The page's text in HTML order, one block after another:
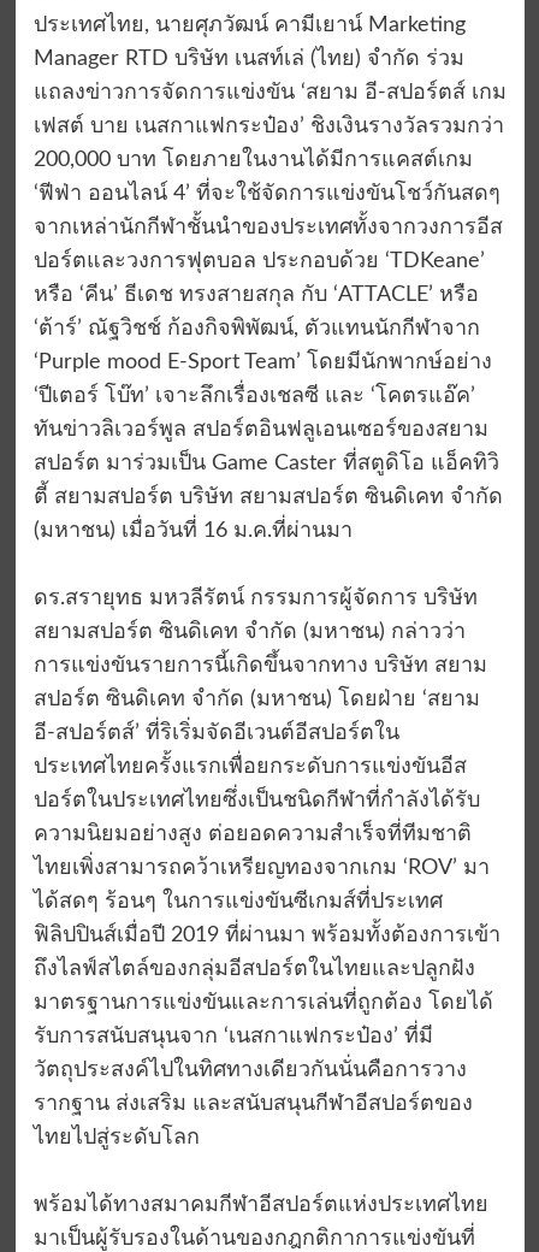
ประเทศไทย, นายศุภวัฒน์ คามีเยาน์ Marketing
Manager RTD บริษัท เนสท์เล่ (ไทย) จำกัด ร่วม
แถลงข่าวการจัดการแข่งขัน ‘สยาม อี-สปอร์ตส์ เกม
เฟสต์ บาย เนสกาแฟกระป๋อง’ ชิงเงินรางวัลรวมกว่า
200,000 บาท โดยภายในงานได้มีการแคสต์เกม
‘ฟีฟ่า ออนไลน์ 4’ ที่จะใช้จัดการแข่งขันโชว์กันสดๆ
จากเหล่านักกีฬาชั้นนำของประเทศทั้งจากวงการอีส
ปอร์ตและวงการฟุตบอล ประกอบด้วย ‘TDKeane’
หรือ ‘คีน’ ธีเดช ทรงสายสกุล กับ ‘ATTACLE’ หรือ
‘ต้าร์’ ณัฐวิชช์ ก้องกิจพิพัฒน์, ตัวแทนนักกีฬาจาก
‘Purple mood E-Sport Team’ โดยมีนักพากษ์อย่าง
‘ปีเตอร์ โบ๊ท’ เจาะลึกเรื่องเชลซี และ ‘โคตรแอ๊ค’
ทันข่าวลิเวอร์พูล สปอร์ตอินฟลูเอนเซอร์ของสยาม
สปอร์ต มาร่วมเป็น Game Caster ที่สตูดิโอ แอ็คทิวิ
ตี้ สยามสปอร์ต บริษัท สยามสปอร์ต ซินดิเคท จำกัด
(มหาชน) เมื่อวันที่ 16 ม.ค.ที่ผ่านมา
ดร.สรายุทธ มหวลีรัตน์ กรรมการผู้จัดการ บริษัท
สยามสปอร์ต ซินดิเคท จำกัด (มหาชน) กล่าวว่า
การแข่งขันรายการนี้เกิดขึ้นจากทาง บริษัท สยาม
สปอร์ต ซินดิเคท จำกัด (มหาชน) โดยฝ่าย ‘สยาม
อี-สปอร์ตส์’ ที่ริเริ่มจัดอีเวนต์อีสปอร์ตใน
ประเทศไทยครั้งแรกเพื่อยกระดับการแข่งขันอีส
ปอร์ตในประเทศไทยซึ่งเป็นชนิดกีฬาที่กำลังได้รับ
ความนิยมอย่างสูง ต่อยอดความสำเร็จที่ทีมชาติ
ไทยเพิ่งสามารถคว้าเหรียญทองจากเกม ‘ROV’ มา
ได้สดๆ ร้อนๆ ในการแข่งขันซีเกมส์ที่ประเทศ
ฟิลิปปินส์เมื่อปี 2019 ที่ผ่านมา พร้อมทั้งต้องการเข้า
ถึงไลฟ์สไตล์ของกลุ่มอีสปอร์ตในไทยและปลูกฝัง
มาตรฐานการแข่งขันและการเล่นที่ถูกต้อง โดยได้
รับการสนับสนุนจาก ‘เนสกาแฟกระป๋อง’ ที่มี
วัตถุประสงค์ไปในทิศทางเดียวกันนั่นคือการวาง
รากฐาน ส่งเสริม และสนับสนุนกีฬาอีสปอร์ตของ
ไทยไปสู่ระดับโลก
พร้อมได้ทางสมาคมกีฬาอีสปอร์ตแห่งประเทศไทย
มาเป็นผู้รับรองในด้านของกฎกติกาการแข่งขันที่